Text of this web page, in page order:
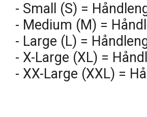
- Small (S) =
- Medium (M) =
- Large (L) =
- X-Large (XL) =
- XX-Large (XXL) =